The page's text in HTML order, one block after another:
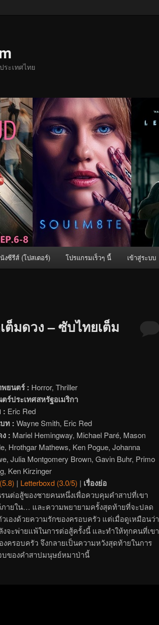
ะเทศไทย
งซีรีส์ (โปสเตอร์) โปรแกรมเร็วๆ นี้ เข้าสู่ระบบ
ต็มดวง – ซับไทยเต็ม
ยนตร์ : Horror, Thriller
ร์ประเทศสหรัฐอเมริกา
: Eric Red
ท : Wayne Smith, Eric Red
: Mariel Hemingway, Michael Paré, Mason
Hrothgar Mathews, Ken Pogue, Johanna
Julia Montgomery Brown, Gavin Buhr, Primo
Ken Kirzinger
| Letterboxd (3.0/5) | เรื่องย่อ
นต่อสู้ของชายคนหนึ่งเพื่อควบคุมคำสาปที่เขา
ายใน… และความพยายามครั้งสุดท้ายที่จะปลด
เองด้วยความรักของครอบครัว แต่เมื่อดูเหมือนว่า
งจะพ่ายแพ้ในการต่อสู้ครั้งนี้ และทำให้ทุกคนที่เขา
ครอบครัว จึงกลายเป็นความหวังสุดท้ายในการ
บของคำสาปมนุษย์หมาป่านี้